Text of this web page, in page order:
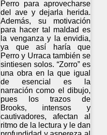
Perro para aprovecharse
del ave y dejarla herida.
Además, su motivación
para hacer tal maldad es
la venganza y la envidia,
ya que así haría que
Perro y Urraca también se
sintiesen solos. “Zorro” es
una obra en la que igual
de esencial es la
narración como el dibujo,
pues los trazos de
Brooks, intensos y
cautivadores, afectan al
ritmo de la lectura y le dan